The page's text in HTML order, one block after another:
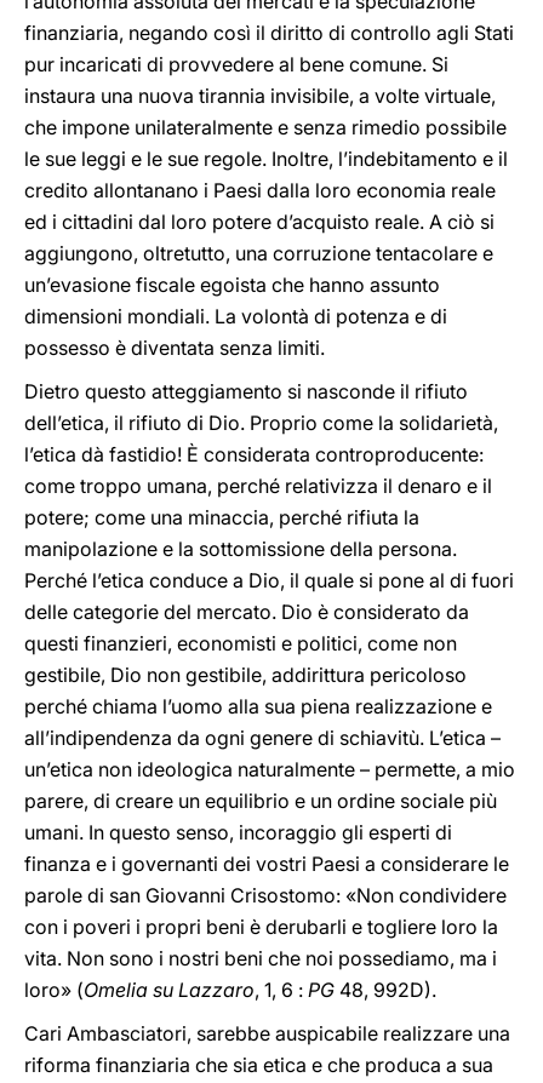
finanziaria, negando così il diritto di controllo agli Stati
pur incaricati di provvedere al bene comune. Si
instaura una nuova tirannia invisibile, a volte virtuale,
che impone unilateralmente e senza rimedio possibile
le sue leggi e le sue regole. Inoltre, l’indebitamento e il
credito allontanano i Paesi dalla loro economia reale
ed i cittadini dal loro potere d’acquisto reale. A ciò si
aggiungono, oltretutto, una corruzione tentacolare e
un’evasione fiscale egoista che hanno assunto
dimensioni mondiali. La volontà di potenza e di
possesso è diventata senza limiti.
Dietro questo atteggiamento si nasconde il rifiuto
dell’etica, il rifiuto di Dio. Proprio come la solidarietà,
l’etica dà fastidio! È considerata controproducente:
come troppo umana, perché relativizza il denaro e il
potere; come una minaccia, perché rifiuta la
manipolazione e la sottomissione della persona.
Perché l’etica conduce a Dio, il quale si pone al di fuori
delle categorie del mercato. Dio è considerato da
questi finanzieri, economisti e politici, come non
gestibile, Dio non gestibile, addirittura pericoloso
perché chiama l’uomo alla sua piena realizzazione e
all’indipendenza da ogni genere di schiavitù. L’etica –
un’etica non ideologica naturalmente – permette, a mio
parere, di creare un equilibrio e un ordine sociale più
umani. In questo senso, incoraggio gli esperti di
finanza e i governanti dei vostri Paesi a considerare le
parole di san Giovanni Crisostomo: «Non condividere
con i poveri i propri beni è derubarli e togliere loro la
vita. Non sono i nostri beni che noi possediamo, ma i
loro» (Omelia su Lazzaro, 1, 6 : PG 48, 992D).
Cari Ambasciatori, sarebbe auspicabile realizzare una
riforma finanziaria che sia etica e che produca a sua